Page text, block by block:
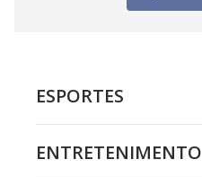
ESPORTES
ENTRETENIMENTO